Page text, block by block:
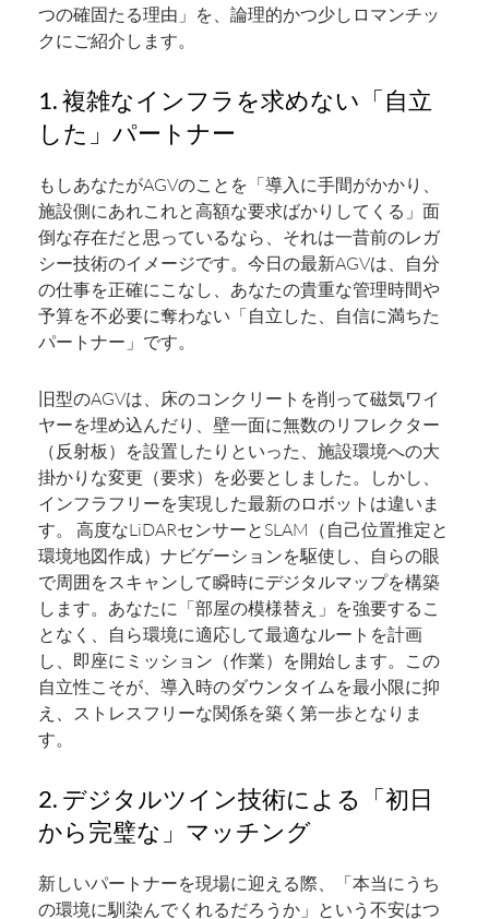
つの確固たる理由」を、論理的かつ少しロマンチッ
クにご紹介します。
1. 複雑なインフラを求めない「自立
した」パートナー
もしあなたがAGVのことを「導入に手間がかかり、
施設側にあれこれと高額な要求ばかりしてくる」面
倒な存在だと思っているなら、それは一昔前のレガ
シー技術のイメージです。今日の最新AGVは、自分
の仕事を正確にこなし、あなたの貴重な管理時間や
予算を不必要に奪わない「自立した、自信に満ちた
パートナー」です。
旧型のAGVは、床のコンクリートを削って磁気ワイ
ヤーを埋め込んだり、壁一面に無数のリフレクター
（反射板）を設置したりといった、施設環境への大
掛かりな変更（要求）を必要としました。しかし、
インフラフリーを実現した最新のロボットは違いま
す。 高度なLiDARセンサーとSLAM（自己位置推定と
環境地図作成）ナビゲーションを駆使し、自らの眼
で周囲をスキャンして瞬時にデジタルマップを構築
します。あなたに「部屋の模様替え」を強要するこ
となく、自ら環境に適応して最適なルートを計画
し、即座にミッション（作業）を開始します。この
自立性こそが、導入時のダウンタイムを最小限に抑
え、ストレスフリーな関係を築く第一歩となりま
す。
2. デジタルツイン技術による「初日
から完璧な」マッチング
新しいパートナーを現場に迎える際、「本当にうち
の環境に馴染んでくれるだろうか」という不安はつ